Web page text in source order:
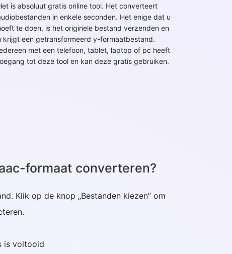
is absoluut gratis online tool. Het converteert
in enkele seconden. Het enige dat u
te doen, is het originele bestand verzenden en
krijgt een getransformeerd y-formaatbestand.
met een telefoon, tablet, laptop of pc heeft
tot deze tool en kan deze gratis gebruiken.
formaat converteren?
Klik op de knop „Bestanden kiezen” om
is voltooid